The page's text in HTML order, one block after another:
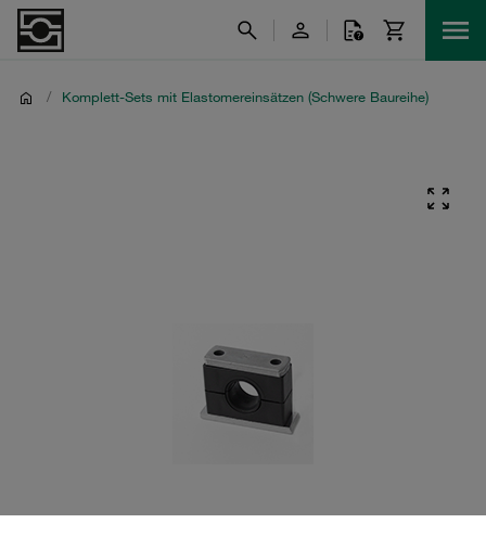
/ Komplett-Sets mit Elastomereinsätzen (Schwere Baureihe)